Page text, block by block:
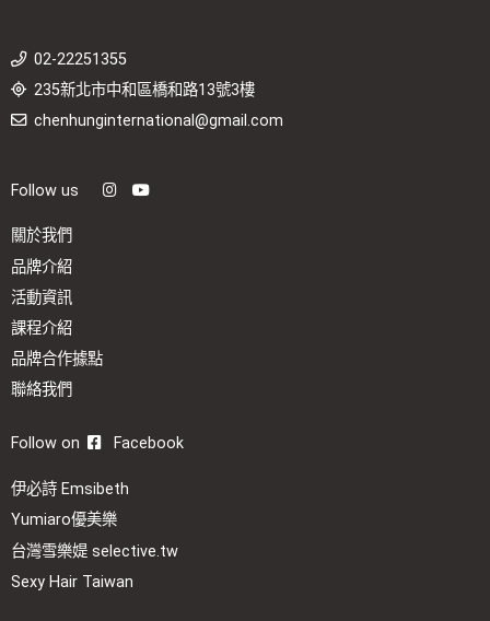
02-22251355
235新北市中和區橋和路13號3樓
chenhunginternational@gmail.com
Follow us
關於我們
品牌介紹
活動資訊
課程介紹
品牌合作據點
聯絡我們
Follow on Facebook
伊必詩 Emsibeth
Yumiaro優美樂
台灣雪樂媞 selective.tw
Sexy Hair Taiwan